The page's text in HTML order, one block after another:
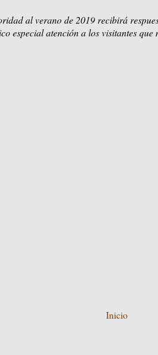
al verano de 2019 recibirá
especial atención a los visitantes
Inicio